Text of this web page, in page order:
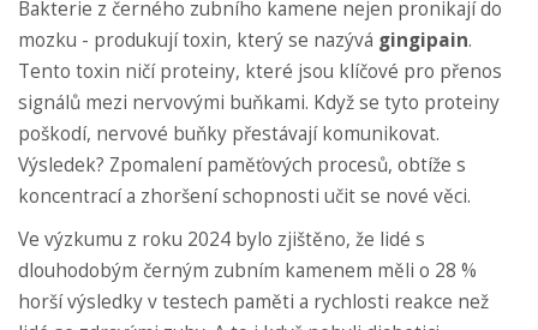
Bakterie z černého zubního kamene nejen pronikají do
mozku - produkují toxin, který se nazývá gingipain.
Tento toxin ničí proteiny, které jsou klíčové pro přenos
signálů mezi nervovými buňkami. Když se tyto proteiny
poškodí, nervové buňky přestávají komunikovat.
Výsledek? Zpomalení paměťových procesů, obtíže s
koncentrací a zhoršení schopnosti učit se nové věci.
Ve výzkumu z roku 2024 bylo zjištěno, že lidé s
dlouhodobým černým zubním kamenem měli o 28 %
horší výsledky v testech paměti a rychlosti reakce než